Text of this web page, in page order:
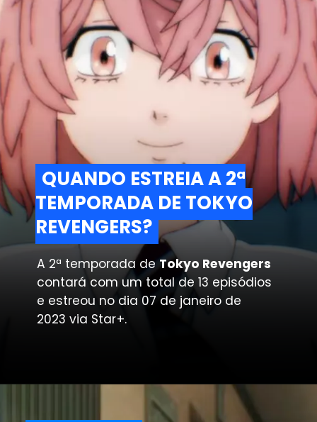
QUANDO ESTREIA A 2ª
TEMPORADA DE TOKYO
REVENGERS?
QUANDO ESTREIA A 2ª
TEMPORADA DE TOKYO
REVENGERS?
A 2ª temporada deTokyo Revengers
contará com um total de 13 episódios
e estreou no dia 07 de janeiro de
2023 via Star+.